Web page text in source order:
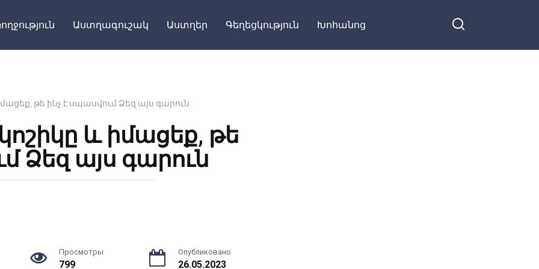
Աստղագուշակ Աստղեր Գեղեցկություն Խոհանոց
թե ինչ է սպասվում Ձեզ այս գարուն
և իմացեք, թե
Ձեզ այս գարուն
Просмотры
799
Опубликовано
26.05.2023